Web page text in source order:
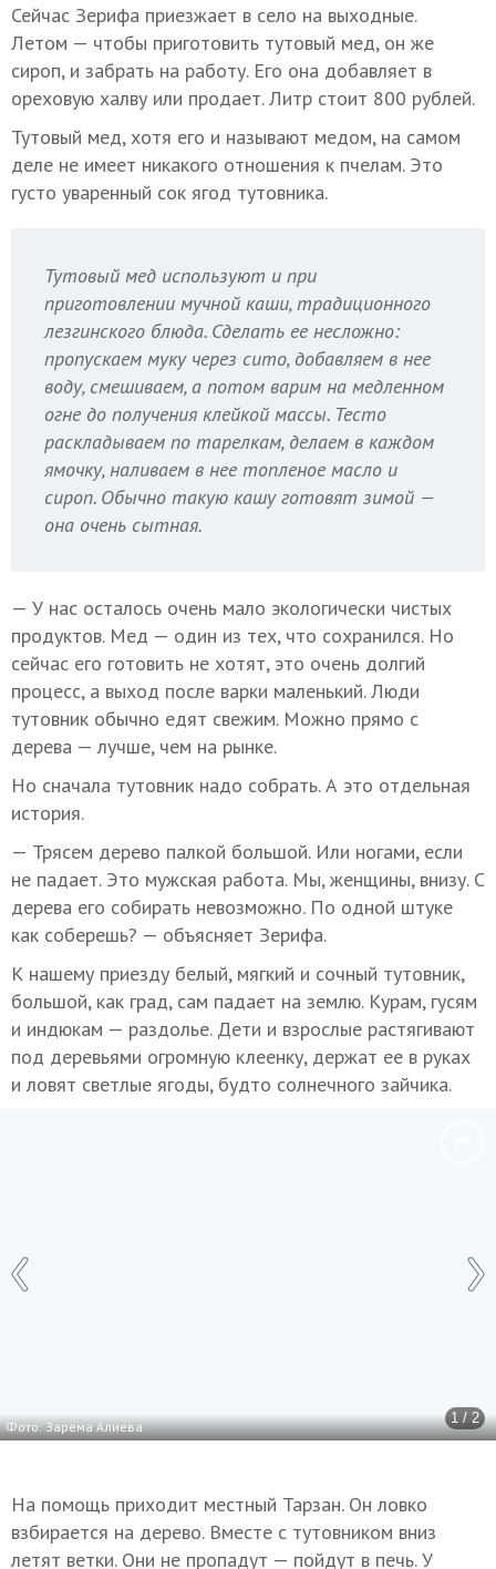
Сейчас Зерифа приезжает в село на выходные.
Летом — чтобы приготовить тутовый мед, он же
сироп, и забрать на работу. Его она добавляет в
ореховую халву или продает. Литр стоит 800 рублей.
Тутовый мед, хотя его и называют медом, на самом
деле не имеет никакого отношения к пчелам. Это
густо уваренный сок ягод тутовника.
Тутовый мед используют и при
приготовлении мучной каши, традиционного
лезгинского блюда. Сделать ее несложно:
пропускаем муку через сито, добавляем в нее
воду, смешиваем, а потом варим на медленном
огне до получения клейкой массы. Тесто
раскладываем по тарелкам, делаем в каждом
ямочку, наливаем в нее топленое масло и
сироп. Обычно такую кашу готовят зимой —
она очень сытная.
— У нас осталось очень мало экологически чистых
продуктов. Мед — один из тех, что сохранился. Но
сейчас его готовить не хотят, это очень долгий
процесс, а выход после варки маленький. Люди
тутовник обычно едят свежим. Можно прямо с
дерева — лучше, чем на рынке.
Но сначала тутовник надо собрать. А это отдельная
история.
— Трясем дерево палкой большой. Или ногами, если
не падает. Это мужская работа. Мы, женщины, внизу. С
дерева его собирать невозможно. По одной штуке
как соберешь? — объясняет Зерифа.
К нашему приезду белый, мягкий и сочный тутовник,
большой, как град, сам падает на землю. Курам, гусям
и индюкам — раздолье. Дети и взрослые растягивают
под деревьями огромную клеенку, держат ее в руках
и ловят светлые ягоды, будто солнечного зайчика.
1 / 2
Фото: Зарема Алиева
На помощь приходит местный Тарзан. Он ловко
взбирается на дерево. Вместе с тутовником вниз
летят ветки. Они не пропадут — пойдут в печь. У